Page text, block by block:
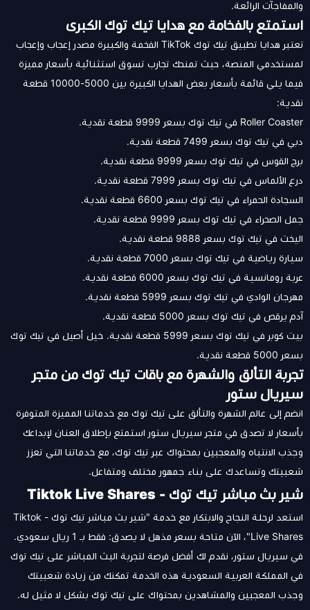
والمفاجآت الرائعة.
استمتع بالفخامة مع هدايا تيك توك الكبرى
تعتبر هدايا تطبيق تيك توك TikTok الفخمة والكبيرة مصدر إعجاب وإعجاب
لمستخدمي المنصة، حيث تمنحك تجارب تسوق استثنائية بأسعار مميزة
فيما يلي قائمة بأسعار بعض الهدايا الكبيرة بين 5000-10000 قطعة
نقدية:
Roller Coaster في تيك توك بسعر 9999 قطعة نقدية.
دبي في تيك توك بسعر 7499 قطعة نقدية.
برج القوس في تيك توك بسعر 9999 قطعة نقدية.
درع الألماس في تيك توك بسعر 7999 قطعة نقدية.
السجادة الحمراء في تيك توك بسعر 6600 قطعة نقدية.
جمل الصحراء في تيك توك بسعر 9999 قطعة نقدية.
اليخت في تيك توك بسعر 9888 قطعة نقدية.
سيارة رياضية في تيك توك بسعر 7000 قطعة نقدية.
عربة رومانسية في تيك توك بسعر 6000 قطعة نقدية.
مهرجان الوادي في تيك توك بسعر 5999 قطعة نقدية.
آدم يرقص في تيك توك بسعر 5000 قطعة نقدية.
بيت كوبر في تيك توك بسعر 5999 قطعة نقدية. خيل أصيل في تيك توك
بسعر 5000 قطعة نقدية.
تجربة التألق والشهرة مع باقات تيك توك من متجر
سيريال ستور
انضم إلى عالم الشهرة والتألق على تيك توك مع خدماتنا المميزة المتوفرة
بأسعار لا تصدق في متجر سيريال ستور استمتع بإطلاق العنان لإبداعك
وجذب الانتباه والمعجبين بمحتواك عبر تيك توك، مع خدماتنا التي تعزز
شعبيتك وتساعدك على بناء جمهور مختلف ومتفاعل.
شير بث مباشر تيك توك - Tiktok Live Shares
استعد لرحلة النجاح والابتكار مع خدمة "شير بث مباشر تيك توك - Tiktok
Live Shares"، الآن متاحة بسعر مذهل لا يصدق: فقط بـ 1 ريال سعودي.
في سيريال ستور، نقدم لك أفضل فرصة لتجربة البث المباشر على تيك توك
في المملكة العربية السعودية هذه الخدمة تمكنك من زيادة شعبيتك
وجذب المعجبين والمشاهدين بمحتواك على تيك توك بشكل لا مثيل له.